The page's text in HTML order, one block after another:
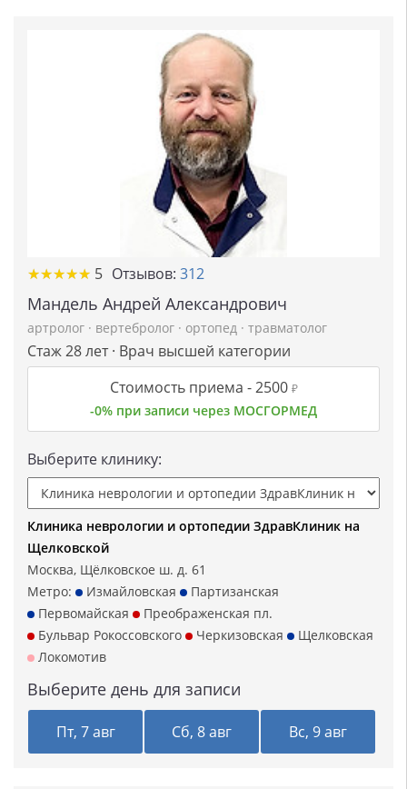
★★★★★
★★★★★ 5 Отзывов: 312
Мандель Андрей Александрович
артролог · вертебролог · ортопед · травматолог
Стаж 28 лет · Врач высшей категории
Стоимость приема -2500 ₽
-0% при записи через МОСГОРМЕД
Выберите клинику:
Клиника неврологии и ортопедии ЗдравКлиник на
Щелковской
Москва, Щёлковское ш. д. 61
Метро:
Измайловская
Партизанская
Первомайская
Преображенская пл.
Бульвар Рокоссовского
Черкизовская
Щелковская
Локомотив
Выберите день для записи
Пт, 7 авг Сб, 8 авг Вс, 9 авг